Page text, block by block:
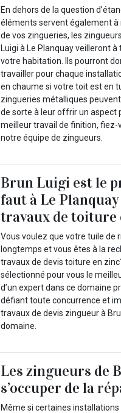
En dehors de la question
éléments servent également à
de vos zingueries, les
Luigi à Le Planquay veilleront
votre habitation. Ils pourront
travailler pour chaque
en chaume si votre toit est en
zingueries métalliques
de sorte à leur offrir un aspect
meilleur travail de finition,
notre équipe de zingueurs.
Brun Luigi est le
faut à Le
travaux de toiture
Vous voulez que votre tuile de
longtemps et vous êtes à la
travaux de devis toiture en
sélectionné pour vous le
d’un expert dans ce domaine
défiant toute concurrence et
travaux de devis zingueur à
domaine.
Les zingueurs de
s’occuper de la
Même si certaines